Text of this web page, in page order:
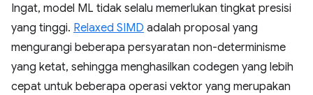
Ingat, model ML tidak selalu memerlukan tingkat presisi
yang tinggi. Relaxed SIMD adalah proposal yang
mengurangi beberapa persyaratan non-determinisme
yang ketat, sehingga menghasilkan codegen yang lebih
cepat untuk beberapa operasi vektor yang merupakan